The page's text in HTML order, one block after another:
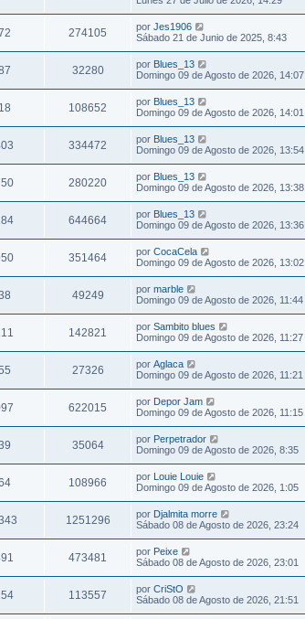
e
274105 por Jes1906
Sábado 21 de Junio de 2025, 8:43
32280 por Blues_13
Domingo 09 de Agosto de 2026, 14:07
108652 por Blues_13
Domingo 09 de Agosto de 2026, 14:01
334472 por Blues_13
Domingo 09 de Agosto de 2026, 13:54
280220 por Blues_13
Domingo 09 de Agosto de 2026, 13:38
644664 por Blues_13
Domingo 09 de Agosto de 2026, 13:36
351464 por CocaCela
Domingo 09 de Agosto de 2026, 13:02
49249 por marble
Domingo 09 de Agosto de 2026, 11:44
142821 por Sambito blues
Domingo 09 de Agosto de 2026, 11:27
27326 por Aglaca
Domingo 09 de Agosto de 2026, 11:21
622015 por Depor Jam
Domingo 09 de Agosto de 2026, 11:15
35064 por Perpetrador
Domingo 09 de Agosto de 2026, 8:35
108966 por Louie Louie
Domingo 09 de Agosto de 2026, 1:05
1251296 por Djalmita morre
Sábado 08 de Agosto de 2026, 23:24
473481 por Peixe
Sábado 08 de Agosto de 2026, 23:01
113557 por CriStO
Sábado 08 de Agosto de 2026, 21:51